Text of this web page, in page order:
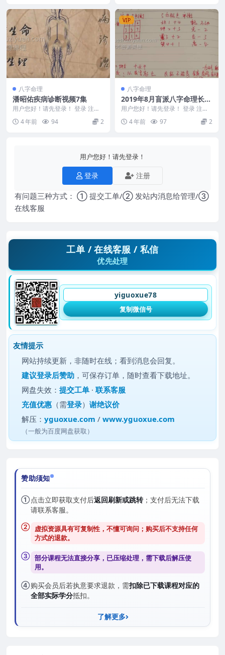
八字命理
潘昭佑疾病诊断视频7集
用户您好！请先登录！ 登录 注册
F5614.疾病论断 疾病论断/ ├──1.
... 4 年前 94 2
VIP
八字命理
2019年8月盲派八字命理长白
山录音29集+手写笔记 52页
用户您好！请先登录！ 登录 注册
编号：999C644 2019年8月盲派
八字命...
4 年前 97 2
用户您好！请先登录！
登录 注册
有问题三种方式： ① 提交工单/② 发站内消息给管理/③
在线客服
工单 / 在线客服 / 私信
优先处理
yiguoxue78
复制微信号
友情提示
网站持续更新，非随时在线；看到消息会回复。
建议登录后赞助 ，可保存订单，随时查看下载地址。
网盘失效：提交工单 ·联系客服
充值优惠 （需登录）谢绝议价
解压：yguoxue.com /www.yguoxue.com
（一般为百度网盘获取）
赞助须知
①点击立即获取支付后返回刷新或跳转；支付后无法下载
请联系客服。
② 虚拟资源具有可复制性，不懂可询问；购买后不支持任何
方式的退款。
③ 部分课程无法直接分享，已压缩处理，需下载后解压使
用。
④购买会员后若执意要求退款，需扣除已下载课程对应的
全部实际学分抵扣。
了解更多